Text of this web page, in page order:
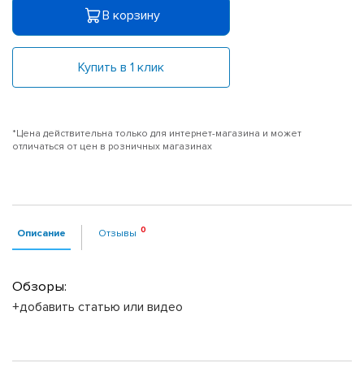
В корзину
Купить в 1 клик
*Цена действительна только для интернет-магазина и может
отличаться от цен в розничных магазинах
Описание Отзывы
Обзоры:
+добавить статью или видео